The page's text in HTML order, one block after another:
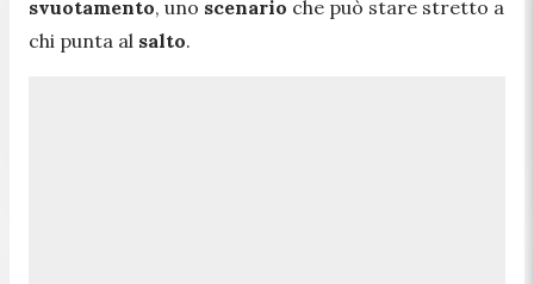
svuotamento, uno scenario che può stare stretto a
chi punta al salto.